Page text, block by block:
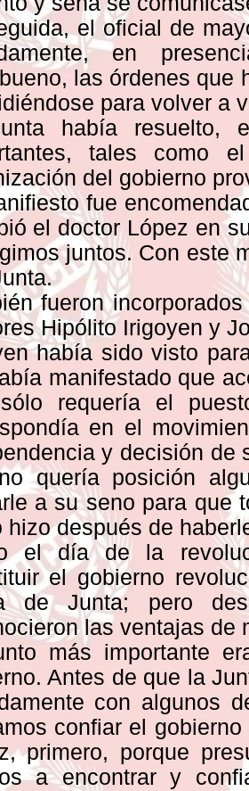
el oficial de
en
las órdenes que
para volver a
había resuelto,
tales como
del gobierno
fue
el doctor López en
juntos. Con este
fueron
Hipólito Irigoyen y
había sido visto
manifestado que
requería el
en el
y decisión de
quería posición
a su seno para
hizo después de
el día de la
el gobierno
de Junta; pero
las ventajas de
más importante
Antes de que la
con algunos
confiar el
primero, porque
a encontrar y